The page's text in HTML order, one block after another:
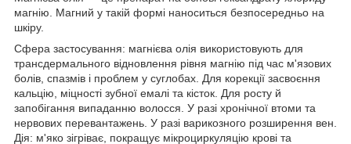
магнію. Магний у такій формі наноситься безпосередньо на
шкіру.
Сфера застосування: магнієва олія використовують для
трансдермального відновлення рівня магнію під час м'язових
болів, спазмів і проблем у суглобах. Для корекції засвоєння
кальцію, міцності зубної емалі та кісток. Для росту й
запобігання випаданню волосся. У разі хронічної втоми та
нервових перевантажень. У разі варикозного розширення вен.
Дія: м'яко зігріває, покращує мікроциркуляцію крові та